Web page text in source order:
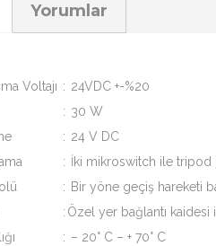
Yorumlar
Voltajı : 24VDC +-%20
: 30 W
: 24 V DC
: İki mikroswitch ile tripod
: Bir yöne geçiş hareketi
: Özel yer bağlantı
: – 20° C – + 70° C